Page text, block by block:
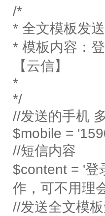
/*
* 全文模板发
* 模板内容：
【云信】
*
*/
//发送的手机
$mobile =
//短信内容
$content = '登
作，可不用理
//发送全文模